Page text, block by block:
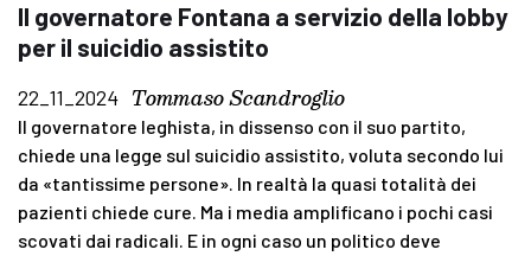
Il governatore Fontana a servizio della lobby
per il suicidio assistito
22_11_2024 Tommaso Scandroglio
Il governatore leghista, in dissenso con il suo partito,
chiede una legge sul suicidio assistito, voluta secondo lui
da «tantissime persone». In realtà la quasi totalità dei
pazienti chiede cure. Ma i media amplificano i pochi casi
scovati dai radicali. E in ogni caso un politico deve